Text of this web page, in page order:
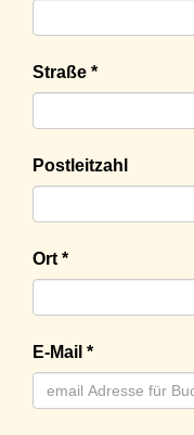
Straße *
Postleitzahl
Ort *
E-Mail *